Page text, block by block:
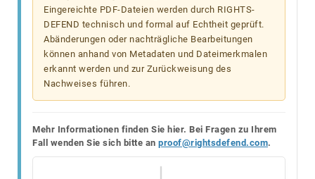
Eingereichte PDF-Dateien werden durch RIGHTS-
DEFEND technisch und formal auf Echtheit geprüft.
Abänderungen oder nachträgliche Bearbeitungen
können anhand von Metadaten und Dateimerkmalen
erkannt werden und zur Zurückweisung des
Nachweises führen.
Mehr Informationen finden Sie hier. Bei Fragen zu Ihrem
Fall wenden Sie sich bitte an proof@rightsdefend.com.